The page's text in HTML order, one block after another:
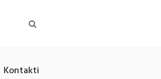
Kontakti